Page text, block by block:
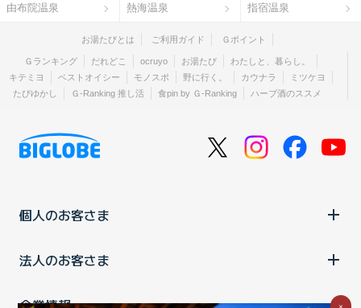
由布院温泉 熱海温泉 指宿温泉
お湯たびとは ご利用ガイド Ｇポイント
Ｇランキング だれどこ ocruyo お湯たび
わたしと、暮らし。
キテミヨ
ベストオイシー モノスポ 野に行く。 カウナラ
ミツケヨ
たびゆかし
Ｇ-Ranking 推し活 食pin by Ｇ-Ranking ハーブ酒のススメ
個人のお客さま
法人のお客さま